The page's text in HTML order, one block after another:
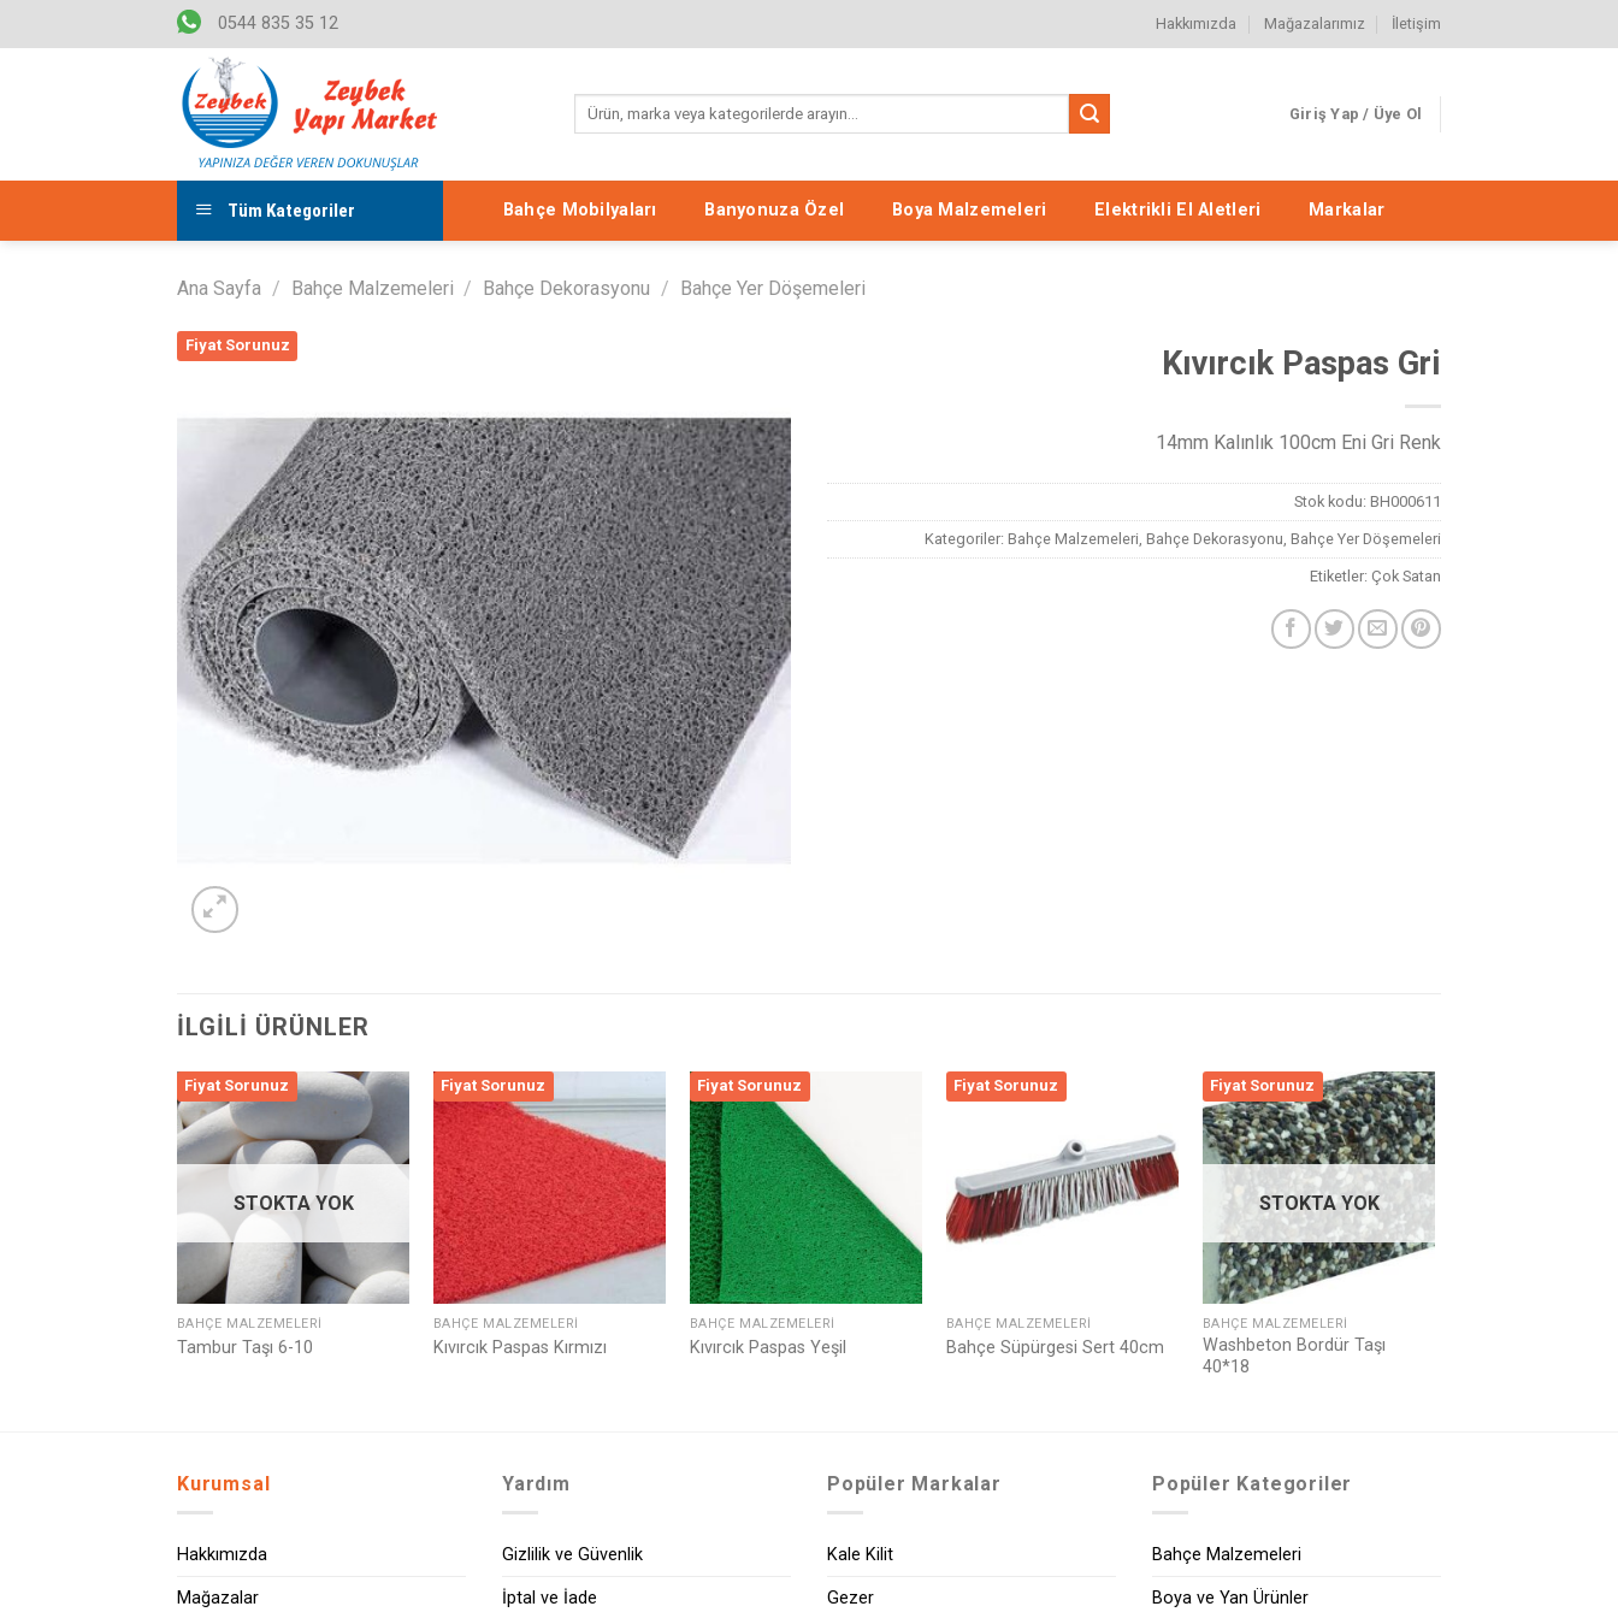
to
0544 835 35 12 Hakkımızda Mağazalarımız İletişim
Ara: Giriş Yap / Üye Ol
Tüm Kategoriler Bahçe Mobilyaları Banyonuza Özel Boya Malzemeleri Elektrikli El Aletleri Markalar
Ana Sayfa / Bahçe Malzemeleri / Bahçe Dekorasyonu / Bahçe Yer Döşemeleri
Listeme
Ekle
Fiyat Sorunuz Kıvırcık Paspas Gri
14mm Kalınlık 100cm Eni Gri Renk
Stok kodu: BH000611
Kategoriler: Bahçe Malzemeleri Bahçe Dekorasyonu Bahçe Yer Döşemeleri
Etiketler: Çok Satan
İLGILI ÜRÜNLER
Fiyat Sorunuz
Listeme
STOKTA YOK
BAHÇE MALZEMELERI
Tambur Taşı 6-10
Fiyat Sorunuz
Listeme
Ekle
BAHÇE MALZEMELERI
Kıvırcık Paspas Kırmızı
Fiyat Sorunuz
BAHÇE MALZEMELERI
Kıvırcık Paspas Yeşil
Fiyat Sorunuz
Listeme
Ekle
BAHÇE MALZEMELERI
Bahçe Süpürgesi Sert 40cm
Fiyat Sorunuz
Listeme
Ekle
STOKTA YOK
BAHÇE MALZEMELERI
Washbeton Bordür Taşı
40*18
Kurumsal
Hakkımızda
Mağazalar
Yardım
Gizlilik ve Güvenlik
İptal ve İade
Popüler Markalar
Kale Kilit
Gezer
Popüler Kategoriler
Bahçe Malzemeleri
Boya ve Yan Ürünler